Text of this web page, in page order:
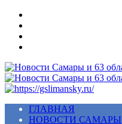
Меню
ГЛАВНАЯ
НОВОСТИ САМАРЫ